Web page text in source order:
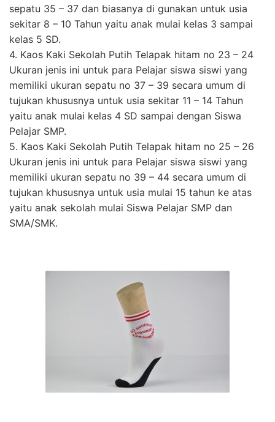
sepatu 35 – 37 dan biasanya di gunakan untuk usia
sekitar 8 – 10 Tahun yaitu anak mulai kelas 3 sampai
kelas 5 SD.
4. Kaos Kaki Sekolah Putih Telapak hitam no 23 – 24
Ukuran jenis ini untuk para Pelajar siswa siswi yang
memiliki ukuran sepatu no 37 – 39 secara umum di
tujukan khususnya untuk usia sekitar 11 – 14 Tahun
yaitu anak mulai kelas 4 SD sampai dengan Siswa
Pelajar SMP.
5. Kaos Kaki Sekolah Putih Telapak hitam no 25 – 26
Ukuran jenis ini untuk para Pelajar siswa siswi yang
memiliki ukuran sepatu no 39 – 44 secara umum di
tujukan khususnya untuk usia mulai 15 tahun ke atas
yaitu anak sekolah mulai Siswa Pelajar SMP dan
SMA/SMK.